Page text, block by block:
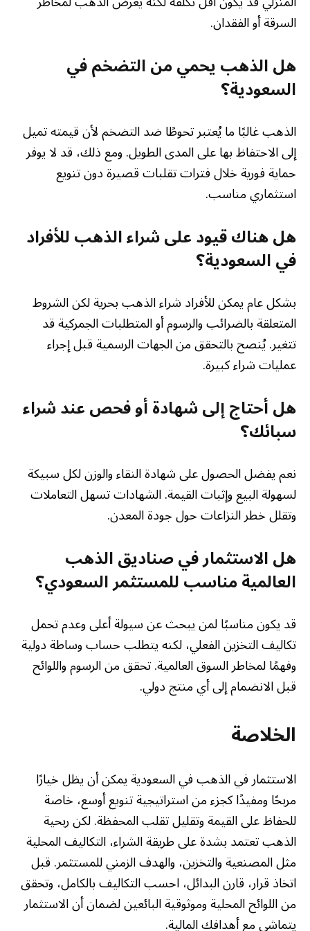
السرقة أو الفقدان.
هل الذهب يحمي من التضخم في
السعودية؟
الذهب غالبًا ما يُعتبر تحوطًا ضد التضخم لأن قيمته تميل
إلى الاحتفاظ بها على المدى الطويل. ومع ذلك، قد لا يوفر
حماية فورية خلال فترات تقلبات قصيرة دون تنويع
استثماري مناسب.
هل هناك قيود على شراء الذهب للأفراد
في السعودية؟
بشكل عام يمكن للأفراد شراء الذهب بحرية لكن الشروط
المتعلقة بالضرائب والرسوم أو المتطلبات الجمركية قد
تتغير. يُنصح بالتحقق من الجهات الرسمية قبل إجراء
عمليات شراء كبيرة.
هل أحتاج إلى شهادة أو فحص عند شراء
سبائك؟
نعم يفضل الحصول على شهادة النقاء والوزن لكل سبيكة
لسهولة البيع وإثبات القيمة. الشهادات تسهل التعاملات
وتقلل خطر النزاعات حول جودة المعدن.
هل الاستثمار في صناديق الذهب
العالمية مناسب للمستثمر السعودي؟
قد يكون مناسبًا لمن يبحث عن سيولة أعلى وعدم تحمل
تكاليف التخزين الفعلي، لكنه يتطلب حساب وساطة دولية
وفهمًا لمخاطر السوق العالمية. تحقق من الرسوم واللوائح
قبل الانضمام إلى أي منتج دولي.
الخلاصة
الاستثمار في الذهب في السعودية يمكن أن يظل خيارًا
مربحًا ومفيدًا كجزء من استراتيجية تنويع أوسع، خاصة
للحفاظ على القيمة وتقليل تقلب المحفظة. لكن ربحية
الذهب تعتمد بشدة على طريقة الشراء، التكاليف المحلية
مثل المصنعية والتخزين، والهدف الزمني للمستثمر. قبل
اتخاذ قرار، قارن البدائل، احسب التكاليف بالكامل، وتحقق
من اللوائح المحلية وموثوقية البائعين لضمان أن الاستثمار
يتماشى مع أهدافك المالية.